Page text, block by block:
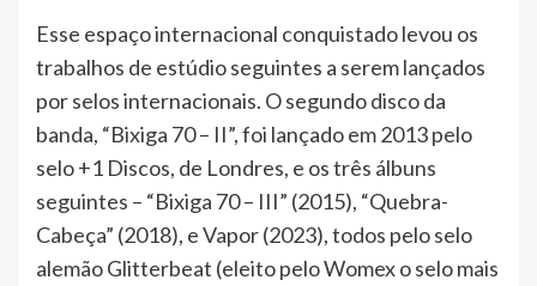
Esse espaço internacional conquistado levou os
trabalhos de estúdio seguintes a serem lançados
por selos internacionais. O segundo disco da
banda, “Bixiga 70 – II”, foi lançado em 2013 pelo
selo +1 Discos, de Londres, e os três álbuns
seguintes – “Bixiga 70 – III” (2015), “Quebra-
Cabeça” (2018), e Vapor (2023), todos pelo selo
alemão Glitterbeat (eleito pelo Womex o selo mais